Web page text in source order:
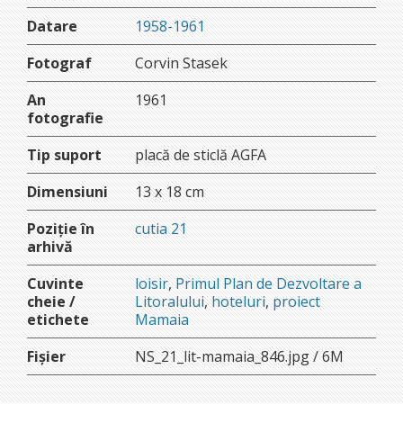
Datare
1958-1961
Fotograf
Corvin Stasek
An
fotografie
1961
Tip suport
placă de sticlă AGFA
Dimensiuni
13 x 18 cm
Poziție în
arhivă
cutia 21
Cuvinte
cheie /
etichete
loisir,Primul Plan de Dezvoltare a
Litoralului,hoteluri,proiect
Mamaia
Fișier
NS_21_lit-mamaia_846.jpg / 6M